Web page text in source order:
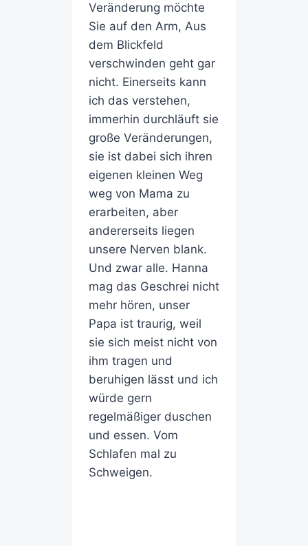
Veränderung möchte
Sie auf den Arm, Aus
dem Blickfeld
verschwinden geht gar
nicht. Einerseits kann
ich das verstehen,
immerhin durchläuft sie
große Veränderungen,
sie ist dabei sich ihren
eigenen kleinen Weg
weg von Mama zu
erarbeiten, aber
andererseits liegen
unsere Nerven blank.
Und zwar alle. Hanna
mag das Geschrei nicht
mehr hören, unser
Papa ist traurig, weil
sie sich meist nicht von
ihm tragen und
beruhigen lässt und ich
würde gern
regelmäßiger duschen
und essen. Vom
Schlafen mal zu
Schweigen.